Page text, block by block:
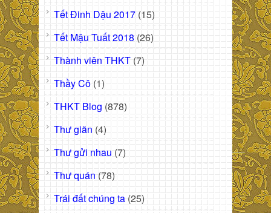
Tết Đinh Dậu 2017 (15)
Tết Mậu Tuất 2018 (26)
Thành viên THKT (7)
Thầy Cô (1)
THKT Blog (878)
Thư giãn (4)
Thư gửi nhau (7)
Thư quán (78)
Trái đất chúng ta (25)